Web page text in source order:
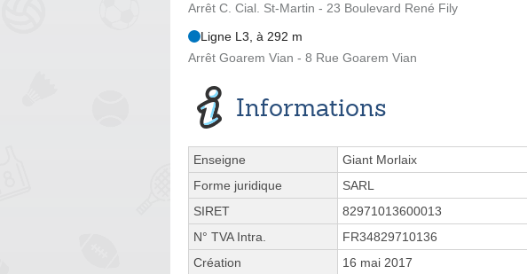
Arrêt C. Cial. St-Martin - 23 Boulevard René Fily
Ligne L3, à 292 m
Arrêt Goarem Vian - 8 Rue Goarem Vian
Informations
Enseigne
Giant Morlaix
Forme juridique
SARL
SIRET
82971013600013
N° TVA Intra.
FR34829710136
Création
16 mai 2017